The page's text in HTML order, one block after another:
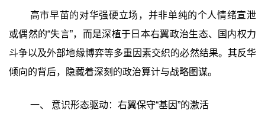
高市早苗的对华强硬立场，并非单纯的个人情绪宣泄
或偶然的“失言”，而是深植于日本右翼政治生态、国内权力
斗争以及外部地缘博弈等多重因素交织的必然结果。其反华
倾向的背后，隐藏着深刻的政治算计与战略图谋。
一、 意识形态驱动：右翼保守“基因”的激活